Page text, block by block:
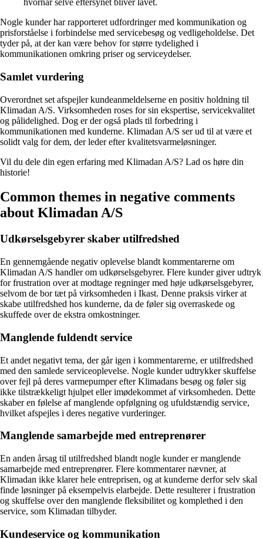
hvornår selve eftersynet bliver lavet.
Nogle kunder har rapporteret udfordringer med kommunikation og
prisforståelse i forbindelse med servicebesøg og vedligeholdelse. Det
tyder på, at der kan være behov for større tydelighed i
kommunikationen omkring priser og serviceydelser.
Samlet vurdering
Overordnet set afspejler kundeanmeldelserne en positiv holdning til
Klimadan A/S. Virksomheden roses for sin ekspertise, servicekvalitet
og pålidelighed. Dog er der også plads til forbedring i
kommunikationen med kunderne. Klimadan A/S ser ud til at være et
solidt valg for dem, der leder efter kvalitetsvarmeløsninger.
Vil du dele din egen erfaring med Klimadan A/S? Lad os høre din
historie!
Common themes in negative comments
about Klimadan A/S
Udkørselsgebyrer skaber utilfredshed
En gennemgående negativ oplevelse blandt kommentarerne om
Klimadan A/S handler om udkørselsgebyrer. Flere kunder giver udtryk
for frustration over at modtage regninger med høje udkørselsgebyrer,
selvom de bor tæt på virksomheden i Ikast. Denne praksis virker at
skabe utilfredshed hos kunderne, da de føler sig overraskede og
skuffede over de ekstra omkostninger.
Manglende fuldendt service
Et andet negativt tema, der går igen i kommentarerne, er utilfredshed
med den samlede serviceoplevelse. Nogle kunder udtrykker skuffelse
over fejl på deres varmepumper efter Klimadans besøg og føler sig
ikke tilstrækkeligt hjulpet eller imødekommet af virksomheden. Dette
skaber en følelse af manglende opfølgning og ufuldstændig service,
hvilket afspejles i deres negative vurderinger.
Manglende samarbejde med entreprenører
En anden årsag til utilfredshed blandt nogle kunder er manglende
samarbejde med entreprenører. Flere kommentarer nævner, at
Klimadan ikke klarer hele entreprisen, og at kunderne derfor selv skal
finde løsninger på eksempelvis elarbejde. Dette resulterer i frustration
og skuffelse over den manglende fleksibilitet og komplethed i den
service, som Klimadan tilbyder.
Kundeservice og kommunikation